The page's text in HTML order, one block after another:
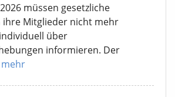
müssen gesetzliche
ihre Mitglieder nicht mehr
über
informieren. Der
mehr